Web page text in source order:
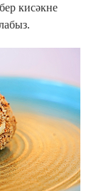
кисәкне